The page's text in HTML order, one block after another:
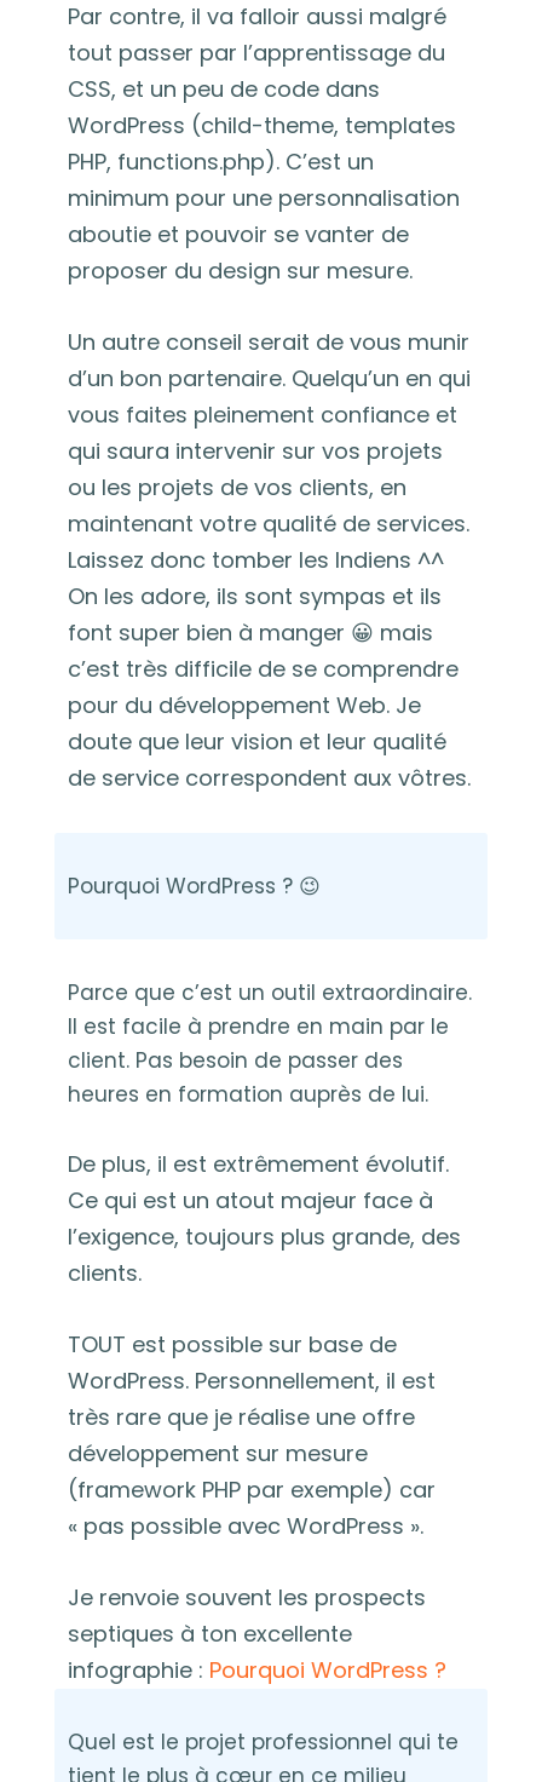
Par contre, il va falloir aussi malgré
tout passer par l’apprentissage du
CSS, et un peu de code dans
WordPress (child-theme, templates
PHP, functions.php). C’est un
minimum pour une personnalisation
aboutie et pouvoir se vanter de
proposer du design sur mesure.
Un autre conseil serait de vous munir
d’un bon partenaire. Quelqu’un en qui
vous faites pleinement confiance et
qui saura intervenir sur vos projets
ou les projets de vos clients, en
maintenant votre qualité de services.
Laissez donc tomber les Indiens ^^
On les adore, ils sont sympas et ils
font super bien à manger 😀 mais
c’est très difficile de se comprendre
pour du développement Web. Je
doute que leur vision et leur qualité
de service correspondent aux vôtres.
Pourquoi WordPress ? 😉
Parce que c’est un outil extraordinaire.
Il est facile à prendre en main par le
client. Pas besoin de passer des
heures en formation auprès de lui.
De plus, il est extrêmement évolutif.
Ce qui est un atout majeur face à
l’exigence, toujours plus grande, des
clients.
TOUT est possible sur base de
WordPress. Personnellement, il est
très rare que je réalise une offre
développement sur mesure
(framework PHP par exemple) car
« pas possible avec WordPress ».
Je renvoie souvent les prospects
septiques à ton excellente
infographie : Pourquoi WordPress ?
Quel est le projet professionnel qui te
tient le plus à cœur en ce milieu